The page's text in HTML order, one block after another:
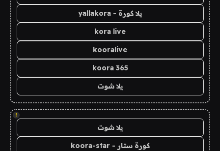
يلا كورة - yallakora
kora live
kooralive
koora 365
يلا شوت
!
يلا شوت
كورة ستار - koora-star